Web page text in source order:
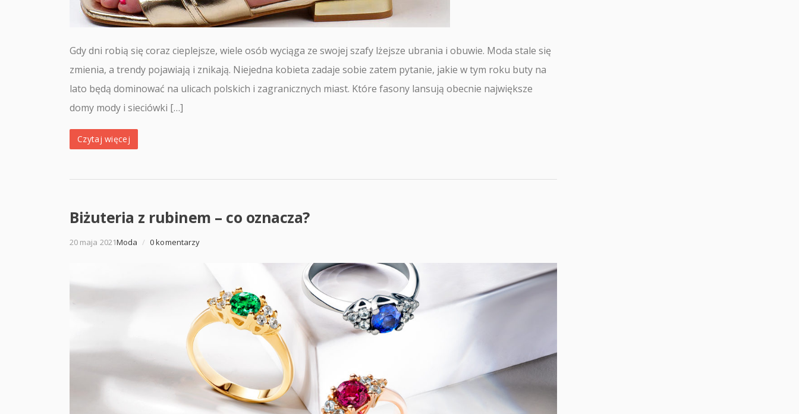
Gdy dni robią się coraz cieplejsze, wiele osób wyciąga ze swojej szafy lżejsze ubrania i obuwie. Moda stale się
zmienia, a trendy pojawiają i znikają. Niejedna kobieta zadaje sobie zatem pytanie, jakie w tym roku buty na
lato będą dominować na ulicach polskich i zagranicznych miast. Które fasony lansują obecnie największe
domy mody i sieciówki […]
Czytaj więcej
Biżuteria z rubinem – co oznacza?
20 maja 2021Moda / 0 komentarzy